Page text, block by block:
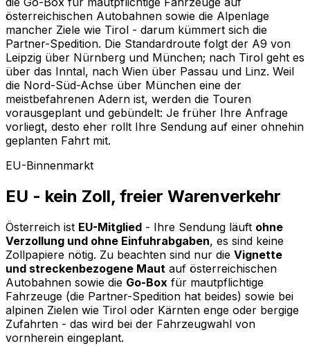
österreichischen Autobahnen sowie die Alpenlage
mancher Ziele wie Tirol - darum kümmert sich die
Partner-Spedition. Die Standardroute folgt der A9 von
Leipzig über Nürnberg und München; nach Tirol geht es
über das Inntal, nach Wien über Passau und Linz. Weil
die Nord-Süd-Achse über München eine der
meistbefahrenen Adern ist, werden die Touren
vorausgeplant und gebündelt: Je früher Ihre Anfrage
vorliegt, desto eher rollt Ihre Sendung auf einer ohnehin
geplanten Fahrt mit.
EU-Binnenmarkt
EU - kein Zoll, freier Warenverkehr
Österreich ist EU-Mitglied - Ihre Sendung läuft ohne
Verzollung und ohne Einfuhrabgaben, es sind keine
Zollpapiere nötig. Zu beachten sind nur die Vignette
und streckenbezogene Maut auf österreichischen
Autobahnen sowie die Go-Box für mautpflichtige
Fahrzeuge (die Partner-Spedition hat beides) sowie bei
alpinen Zielen wie Tirol oder Kärnten enge oder bergige
Zufahrten - das wird bei der Fahrzeugwahl von
vornherein eingeplant.